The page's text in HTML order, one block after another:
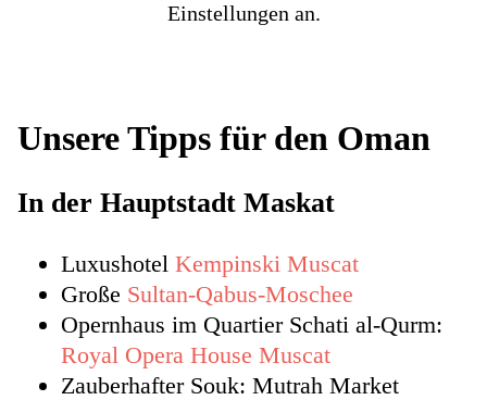
Einstellungen an.
Unsere Tipps für den Oman
In der Hauptstadt Maskat
Luxushotel Kempinski Muscat
Große Sultan-Qabus-Moschee
Opernhaus im Quartier Schati al-Qurm:
Royal Opera House Muscat
Zauberhafter Souk: Mutrah Market